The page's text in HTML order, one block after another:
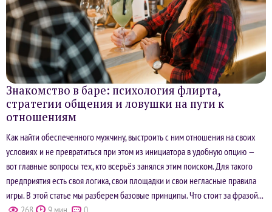
Знакомство в баре: психология флирта,
стратегии общения и ловушки на пути к
отношениям
Как найти обеспеченного мужчину, выстроить с ним отношения на своих
условиях и не превратиться при этом из инициатора в удобную опцию —
вот главные вопросы тех, кто всерьёз занялся этим поиском. Для такого
предприятия есть своя логика, свои площадки и свои негласные правила
игры. В этой статье мы разберем базовые принципы. Что стоит за фразой...
268
9 мин. 0